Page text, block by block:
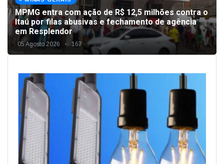
MPMG entra com ação de R$ 12,5 milhões contra o
Itaú por filas abusivas e fechamento de agência
em Resplendor
05 Agosto 2026 167